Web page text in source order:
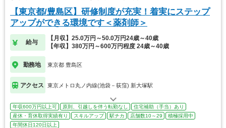
【東京都/豊島区】研修制度が充実！着実にステップ
アップができる環境です＜薬剤師＞
給与
【月収】25.0万円～50.0万円24歳～40歳
【年収】380万円～600万円程度 24歳～40歳
勤務地 東京都 豊島区
アクセス 東京メトロ丸ノ内線(池袋－荻窪) 新大塚駅
年収600万円以上可 原則、引越しを伴う転勤なし
住宅補助（手当）あり
産休・育休取得実績有り
スキルアップ 駅チカ 店舗数10～29
積極採用中
年間休日120日以上